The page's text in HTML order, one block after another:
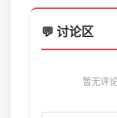
💬 讨论区
暂无评